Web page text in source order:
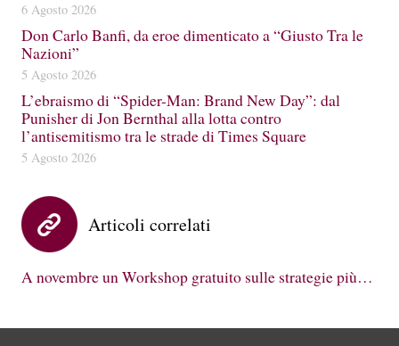
6 Agosto 2026
Don Carlo Banfi, da eroe dimenticato a “Giusto Tra le
Nazioni”
5 Agosto 2026
L’ebraismo di “Spider-Man: Brand New Day”: dal
Punisher di Jon Bernthal alla lotta contro
l’antisemitismo tra le strade di Times Square
5 Agosto 2026
Articoli correlati
A novembre un Workshop gratuito sulle strategie più…